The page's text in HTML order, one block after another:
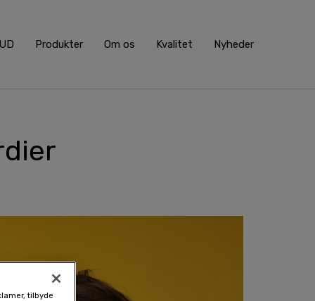
Produkter Om os Kvalitet Nyheder
tilbyde